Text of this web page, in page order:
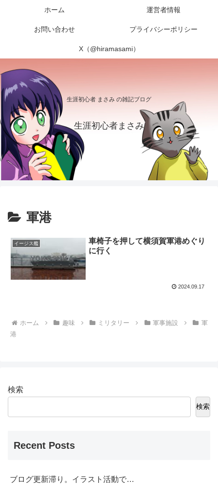
生涯初心者 まさみ の雑記ブログ
生涯初心者まさみ
ホーム 運営者情報
お問い合わせ プライバシーポリシー
X（@hiramasami）
軍港
イージス艦
車椅子を押して横須賀軍港めぐり
に行く
2024.09.17
ホーム 趣味 ミリタリー 軍事施設
軍
港
検索
検索
Recent Posts
ブログ更新滞り。イラスト活動で…